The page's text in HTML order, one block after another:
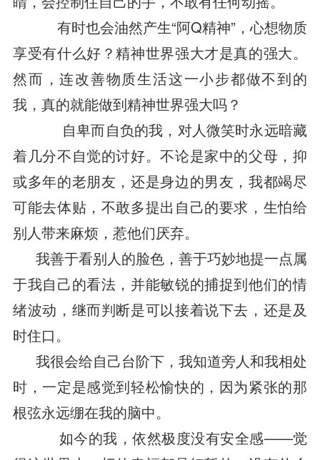
有时也会油然产生“阿Q精神”，心想物质
享受有什么好？精神世界强大才是真的强大。
然而，连改善物质生活这一小步都做不到的
我，真的就能做到精神世界强大吗？
自卑而自负的我，对人微笑时永远暗藏
着几分不自觉的讨好。不论是家中的父母，抑
或多年的老朋友，还是身边的男友，我都竭尽
可能去体贴，不敢多提出自己的要求，生怕给
别人带来麻烦，惹他们厌弃。
我善于看别人的脸色，善于巧妙地提一点属
于我自己的看法，并能敏锐的捕捉到他们的情
绪波动，继而判断是可以接着说下去，还是及
时住口。
我很会给自己台阶下，我知道旁人和我相处
时，一定是感觉到轻松愉快的，因为紧张的那
根弦永远绷在我的脑中。
如今的我，依然极度没有安全感——觉